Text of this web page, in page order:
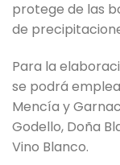
protege de las
de
Para la
se podrá
Mencía y
Godello, Doña
Vino Blanco.